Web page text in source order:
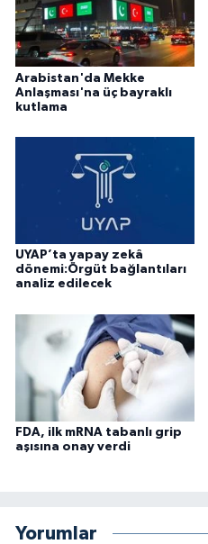
Arabistan'da Mekke
Anlaşması'na üç bayraklı
kutlama
UYAP’ta yapay zekâ
dönemi:Örgüt bağlantıları
analiz edilecek
FDA, ilk mRNA tabanlı grip
aşısına onay verdi
Yorumlar